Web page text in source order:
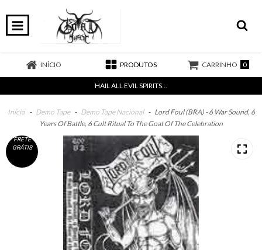
INÍCIO PRODUTOS CARRINHO 0
HAIL ALL EVIL SPIRITS...
Início - Demo Tape - Demo Tape Nacional - Lord Foul (BRA) - 6 War Sound, 6
Years Of Battle, 6 Cult Ritual To The Goat Of The Celebration
FRETE
GRÁTIS